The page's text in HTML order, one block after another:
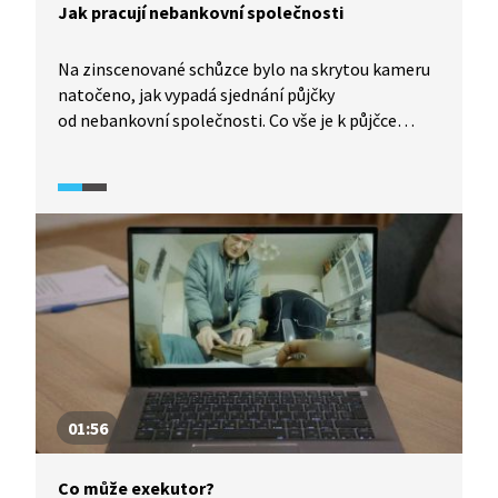
Jak pracují nebankovní společnosti
Na zinscenované schůzce bylo na skrytou kameru
natočeno, jak vypadá sjednání půjčky
od nebankovní společnosti. Co vše je k půjčce
V exekuci, jehož cílem je podpora finančního zdraví
a informování o řešení exekucí a problematice
oddlužení.
01:56
Co může exekutor?